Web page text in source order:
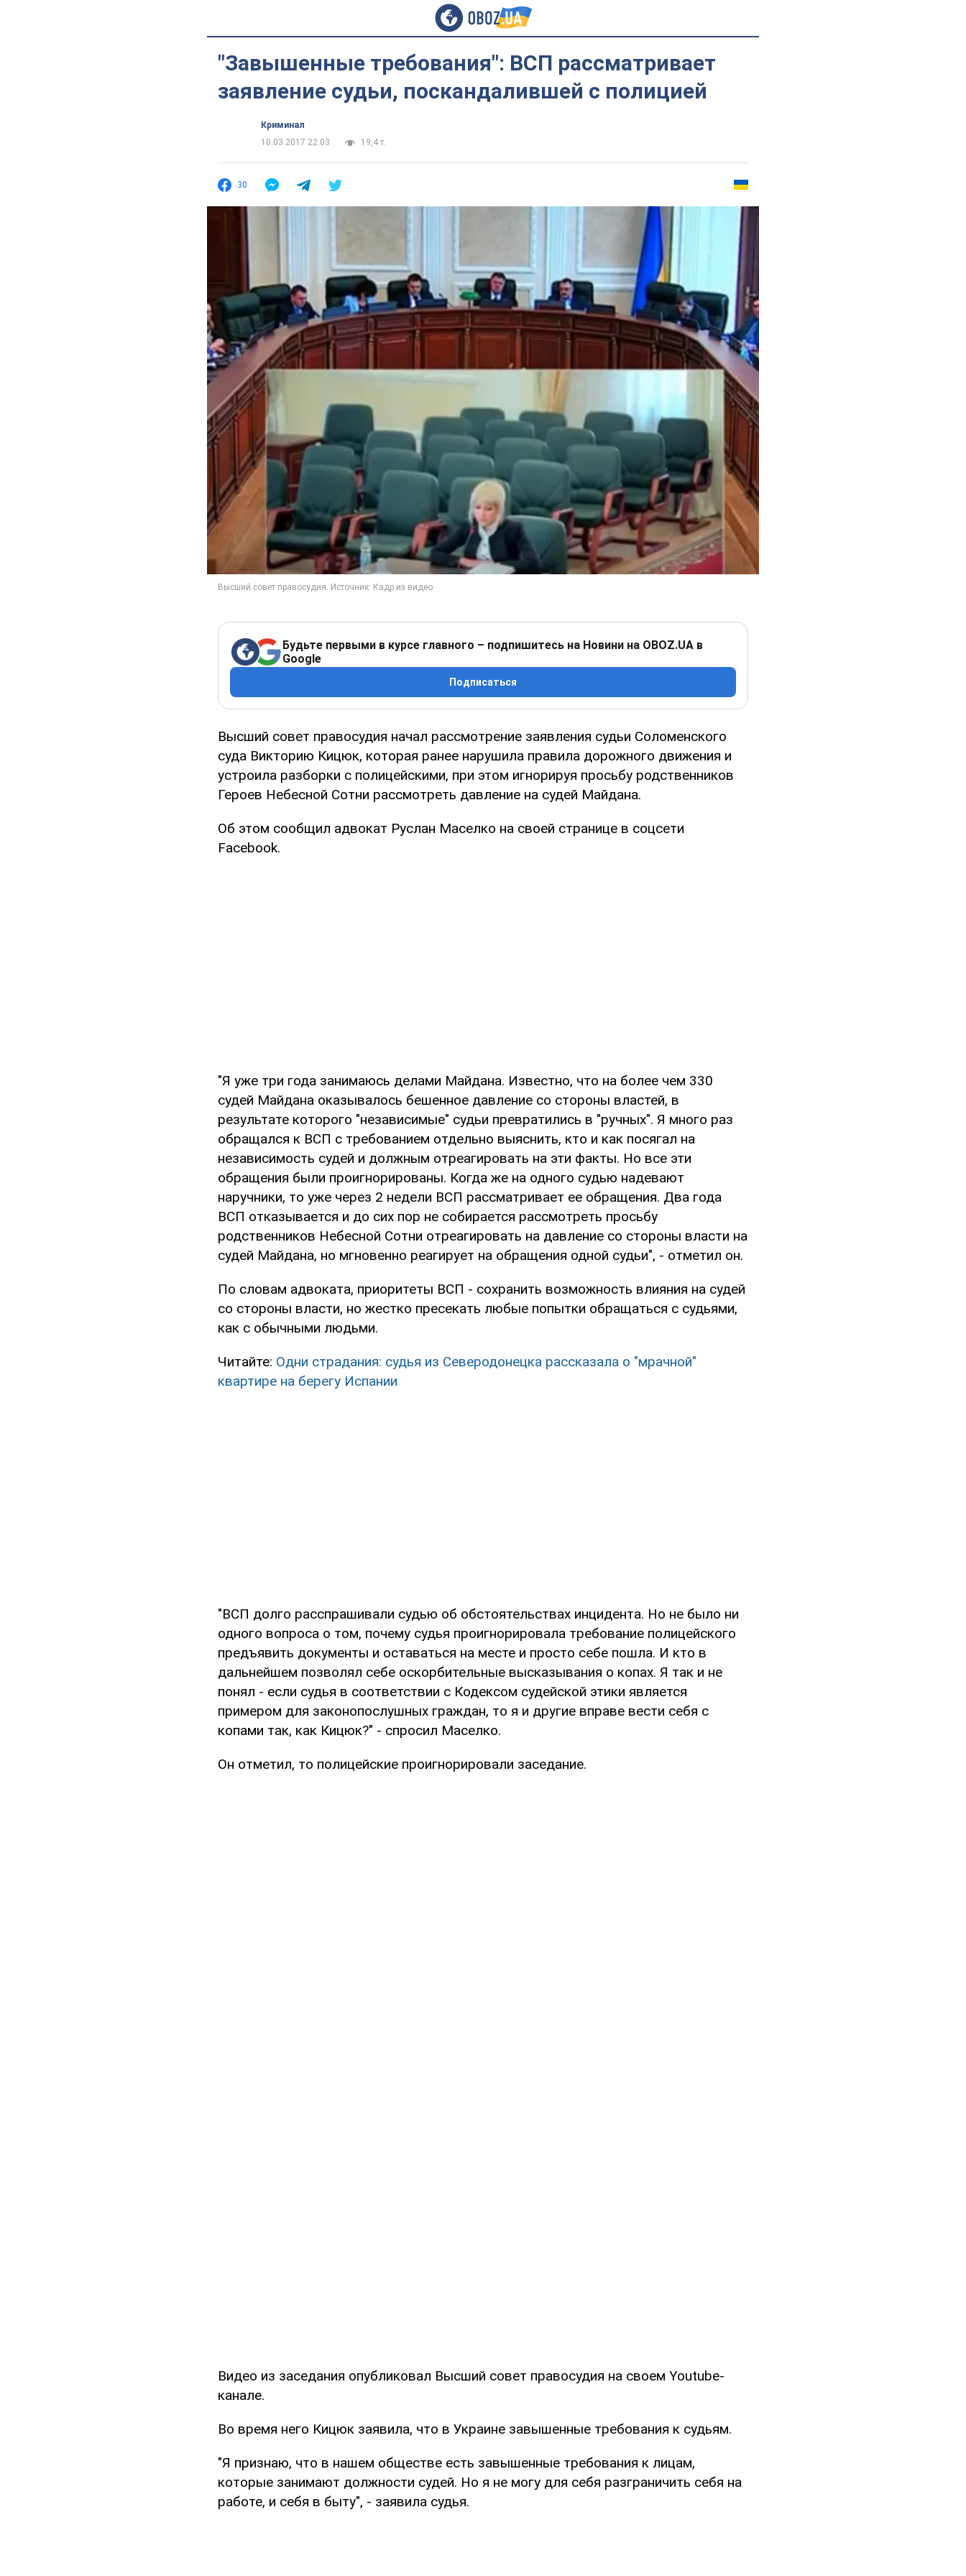
"Завышенные требования": ВСП рассматривает
заявление судьи, поскандалившей с полицией
Криминал
10.03.2017 22:03
19,4 т.
30
Будьте первыми в курсе главного – подпишитесь на Новини на OBOZ.UA в
Google
Подписаться
Высший совет правосудия начал рассмотрение заявления судьи Соломенского
суда Викторию Кицюк, которая ранее нарушила правила дорожного движения и
устроила разборки с полицейскими, при этом игнорируя просьбу родственников
Героев Небесной Сотни рассмотреть давление на судей Майдана.
Об этом сообщил адвокат Руслан Маселко на своей странице в соцсети
Facebook.
"Я уже три года занимаюсь делами Майдана. Известно, что на более чем 330
судей Майдана оказывалось бешенное давление со стороны властей, в
результате которого "независимые" судьи превратились в "ручных". Я много раз
обращался к ВСП с требованием отдельно выяснить, кто и как посягал на
независимость судей и должным отреагировать на эти факты. Но все эти
обращения были проигнорированы. Когда же на одного судью надевают
наручники, то уже через 2 недели ВСП рассматривает ее обращения. Два года
ВСП отказывается и до сих пор не собирается рассмотреть просьбу
родственников Небесной Сотни отреагировать на давление со стороны власти на
судей Майдана, но мгновенно реагирует на обращения одной судьи", - отметил он.
По словам адвоката, приоритеты ВСП - сохранить возможность влияния на судей
со стороны власти, но жестко пресекать любые попытки обращаться с судьями,
как с обычными людьми.
Читайте: Одни страдания: судья из Северодонецка рассказала о "мрачной"
квартире на берегу Испании
"ВСП долго расспрашивали судью об обстоятельствах инцидента. Но не было ни
одного вопроса о том, почему судья проигнорировала требование полицейского
предъявить документы и оставаться на месте и просто себе пошла. И кто в
дальнейшем позволял себе оскорбительные высказывания о копах. Я так и не
понял - если судья в соответствии с Кодексом судейской этики является
примером для законопослушных граждан, то я и другие вправе вести себя с
копами так, как Кицюк?" - спросил Маселко.
Он отметил, то полицейские проигнорировали заседание.
Видео из заседания опубликовал Высший совет правосудия на своем Youtube-
канале.
Во время него Кицюк заявила, что в Украине завышенные требования к судьям.
"Я признаю, что в нашем обществе есть завышенные требования к лицам,
которые занимают должности судей. Но я не могу для себя разграничить себя на
работе, и себя в быту", - заявила судья.